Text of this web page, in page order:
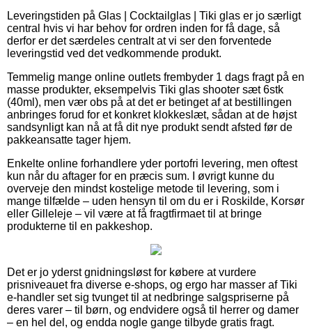
Leveringstiden på Glas | Cocktailglas | Tiki glas er jo særligt
central hvis vi har behov for ordren inden for få dage, så
derfor er det særdeles centralt at vi ser den forventede
leveringstid ved det vedkommende produkt.
Temmelig mange online outlets frembyder 1 dags fragt på en
masse produkter, eksempelvis Tiki glas shooter sæt 6stk
(40ml), men vær obs på at det er betinget af at bestillingen
anbringes forud for et konkret klokkeslæt, sådan at de højst
sandsynligt kan nå at få dit nye produkt sendt afsted før de
pakkeansatte tager hjem.
Enkelte online forhandlere yder portofri levering, men oftest
kun når du aftager for en præcis sum. I øvrigt kunne du
overveje den mindst kostelige metode til levering, som i
mange tilfælde – uden hensyn til om du er i Roskilde, Korsør
eller Gilleleje – vil være at få fragtfirmaet til at bringe
produkterne til en pakkeshop.
Det er jo yderst gnidningsløst for købere at vurdere
prisniveauet fra diverse e-shops, og ergo har masser af Tiki
e-handler set sig tvunget til at nedbringe salgspriserne på
deres varer – til børn, og endvidere også til herrer og damer
– en hel del, og endda nogle gange tilbyde gratis fragt.